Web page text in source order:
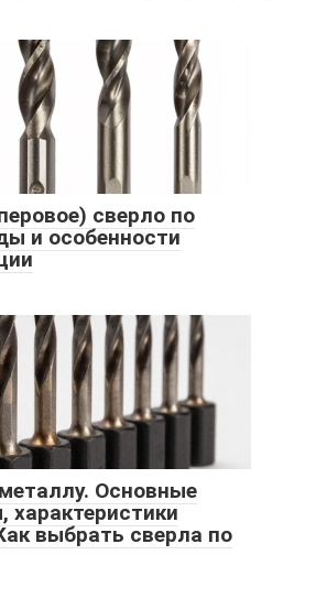
сверло по
и особенности
Основные
характеристики
выбрать сверла по